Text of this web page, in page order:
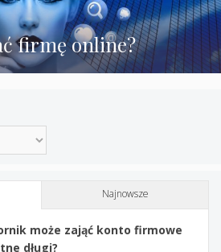
firmę online?
Najnowsze
może zająć konto firmowe
długi?